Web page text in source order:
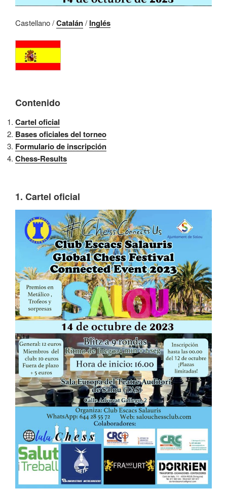
Castellano /Catalán/ Inglés
Contenido
Cartel oficial
Bases oficiales del torneo
Formulario de inscripción
Chess-Results
1. Cartel oficial